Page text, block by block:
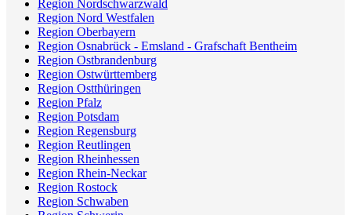
Region Nordschwarzwald
Region Nord Westfalen
Region Oberbayern
Region Osnabrück - Emsland - Grafschaft Bentheim
Region Ostbrandenburg
Region Ostwürttemberg
Region Ostthüringen
Region Pfalz
Region Potsdam
Region Regensburg
Region Reutlingen
Region Rheinhessen
Region Rhein-Neckar
Region Rostock
Region Schwaben